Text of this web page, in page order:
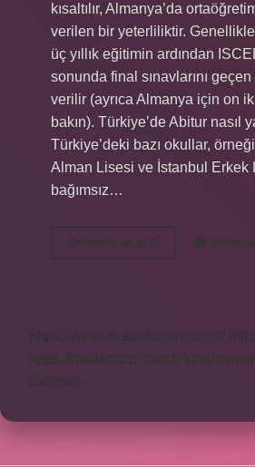
kısaltılır, Almanya’da
verilen bir yeterliliktir.
üç yıllık eğitimin ardından
sonunda final sınavlarını
verilir (ayrıca Almanya için on iki
bakın). Türkiye’de Abitur nasıl
Türkiye’deki bazı okullar,
Alman Lisesi ve İstanbul Erkek
bağımsız…
Devamını okuyun
Hangi
Yorum
https://www.doktorforum.com.tr
https://modarazzi.com.tr
knight
Sitemap